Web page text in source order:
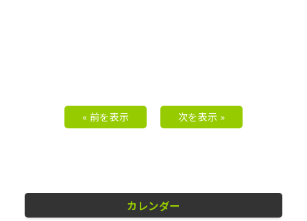
« 前を表示 次を表示 »
カレンダー